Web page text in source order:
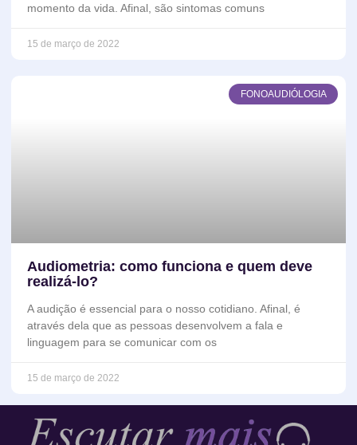
momento da vida. Afinal, são sintomas comuns
15 de março de 2022
FONOAUDIÓLOGIA
Audiometria: como funciona e quem deve
realizá-lo?
A audição é essencial para o nosso cotidiano. Afinal, é
através dela que as pessoas desenvolvem a fala e
linguagem para se comunicar com os
15 de março de 2022